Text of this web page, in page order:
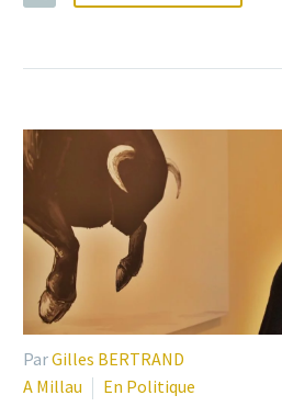
ParGilles BERTRAND
A Millau
En Politique